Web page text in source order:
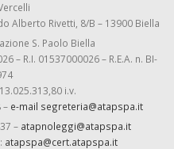
Alberto Rivetti, 8/B – 13900 Biella
S. Paolo Biella
– R.I. 01537000026 – R.E.A. n. BI-
i.v.
– e-mail segreteria@atapspa.it
– atapnoleggi@atapspa.it
atapspa@cert.atapspa.it